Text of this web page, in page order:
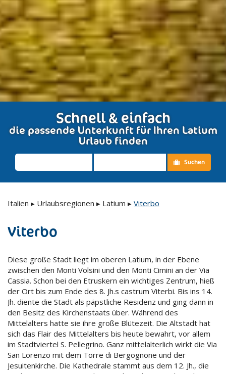
Schnell & einfach
die passende Unterkunft für Ihren Latium
Urlaub finden
Suchen
Italien ▸ Urlaubsregionen ▸ Latium ▸ Viterbo
Viterbo
Diese große Stadt liegt im oberen Latium, in der Ebene
zwischen den Monti Volsini und den Monti Cimini an der Via
Cassia. Schon bei den Etruskern ein wichtiges Zentrum, hieß
der Ort bis zum Ende des 8. Jh.s castrum Viterbi. Bis ins 14.
Jh. diente die Stadt als päpstliche Residenz und ging dann in
den Besitz des Kirchenstaats über. Während des
Mittelalters hatte sie ihre große Blütezeit. Die Altstadt hat
sich das Flair des Mittelalters bis heute bewahrt, vor allem
im Stadtviertel S. Pellegrino. Ganz mittelalterlich wirkt die Via
San Lorenzo mit dem Torre di Bergognone und der
Jesuitenkirche. Die Kathedrale stammt aus dem 12. Jh., die